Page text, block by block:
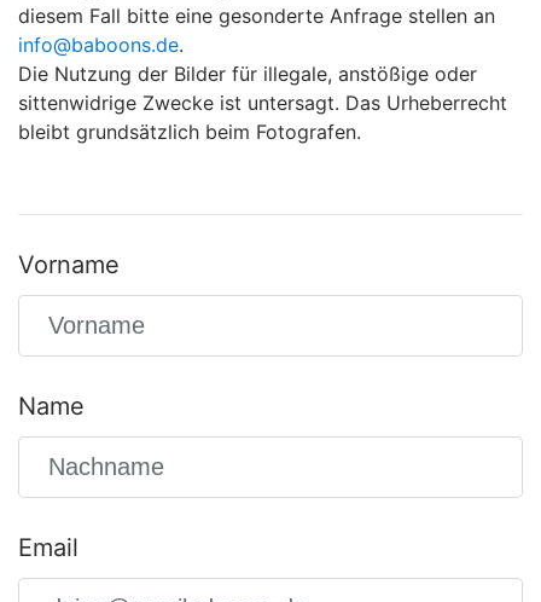
diesem Fall bitte eine gesonderte Anfrage stellen an
info@baboons.de.
Die Nutzung der Bilder für illegale, anstößige oder
sittenwidrige Zwecke ist untersagt. Das Urheberrecht
bleibt grundsätzlich beim Fotografen.
Vorname
Name
Email